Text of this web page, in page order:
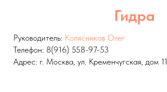
Гидра
Руководитель: Колясников Олег
Телефон: 8(916) 558-97-53
Адрес: г. Москва, ул. Кременчугская, дом 11